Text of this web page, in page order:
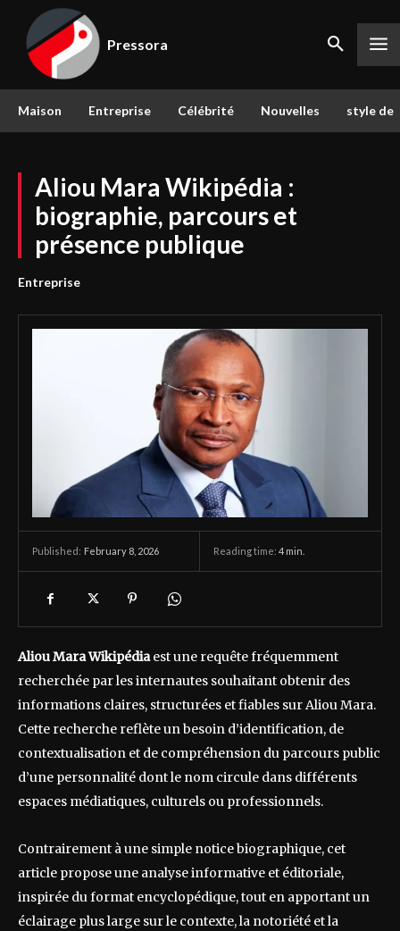
Pressora
Maison Entreprise Célébrité Nouvelles style de
Aliou Mara Wikipédia :
biographie, parcours et
présence publique
Entreprise
Published: February 8, 2026 Reading time: 4 min.
Aliou Mara Wikipédiaest une requête fréquemment
recherchée par les internautes souhaitant obtenir des
informations claires, structurées et fiables sur Aliou Mara.
Cette recherche reflète un besoin d’identification, de
contextualisation et de compréhension du parcours public
d’une personnalité dont le nom circule dans différents
espaces médiatiques, culturels ou professionnels.
Contrairement à une simple notice biographique, cet
article propose une analyse informative et éditoriale,
inspirée du format encyclopédique, tout en apportant un
éclairage plus large sur le contexte, la notoriété et la